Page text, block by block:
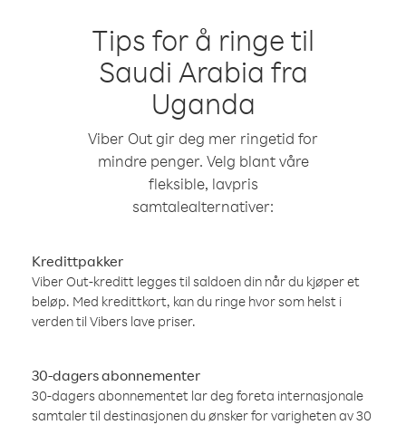
Tips for å ringe til
Saudi Arabia fra
Uganda
Viber Out gir deg mer ringetid for
mindre penger. Velg blant våre
fleksible, lavpris
samtalealternativer:
Kredittpakker
Viber Out-kreditt legges til saldoen din når du kjøper et
beløp. Med kredittkort, kan du ringe hvor som helst i
verden til Vibers lave priser.
30-dagers abonnementer
30-dagers abonnementet lar deg foreta internasjonale
samtaler til destinasjonen du ønsker for varigheten av 30